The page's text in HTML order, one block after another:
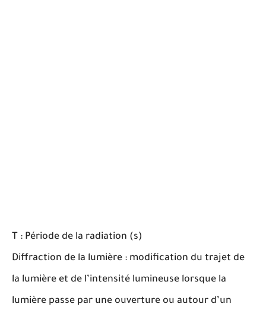
T : Période de la radiation (s)
Diffraction de la lumière : modification du trajet de
la lumière et de l’intensité lumineuse lorsque la
lumière passe par une ouverture ou autour d’un